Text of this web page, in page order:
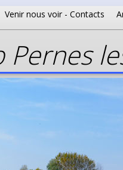
Venir nous voir - Contacts